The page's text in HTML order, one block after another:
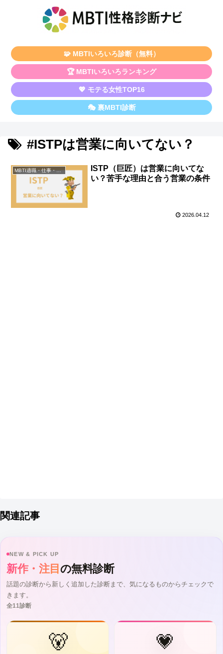
🧩 MBTIいろいろ診断（無料）
🏆 MBTIいろいろランキング
💖 モテる女性TOP16
🎭 裏MBTI診断
#ISTPは営業に向いてない？
MBTI適職・仕事・資格
ISTP（巨匠）は営業に向いてな
い？苦手な理由と合う営業の条件
2026.04.12
関連記事
NEW & PICK UP
新作・注目 の無料診断
話題の診断から新しく追加した診断まで、気になるものからチェックで
きます。
全11診断
🐻 💗